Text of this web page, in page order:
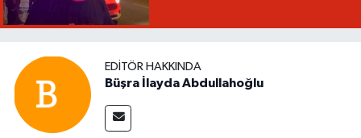
EDITÖR HAKKINDA
Büşra İlayda Abdullahoğlu